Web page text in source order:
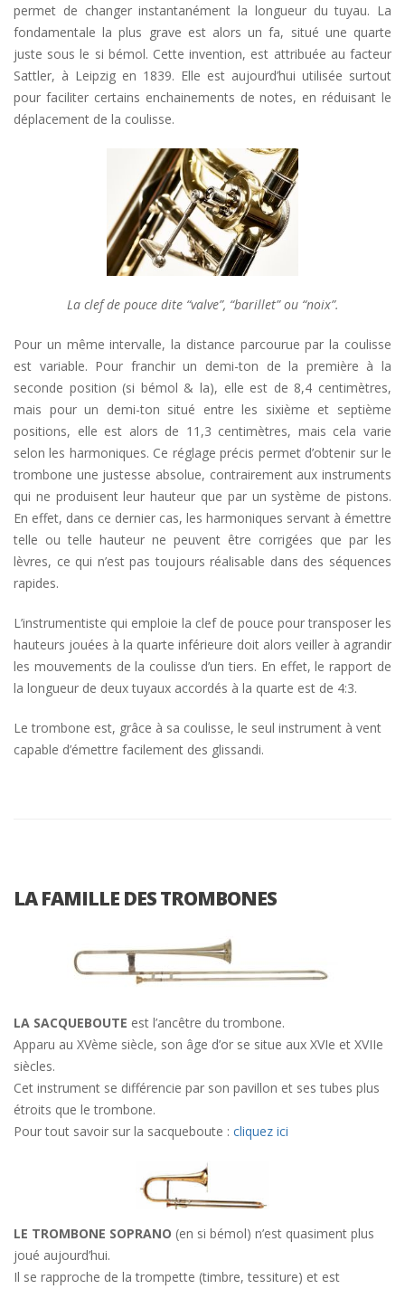
permet de changer instantanément la longueur du tuyau. La
fondamentale la plus grave est alors un fa, situé une quarte
juste sous le si bémol. Cette invention, est attribuée au facteur
Sattler, à Leipzig en 1839. Elle est aujourd’hui utilisée surtout
pour faciliter certains enchainements de notes, en réduisant le
déplacement de la coulisse.
La clef de pouce dite “valve”, “barillet” ou “noix”.
Pour un même intervalle, la distance parcourue par la coulisse
est variable. Pour franchir un demi-ton de la première à la
seconde position (si bémol & la), elle est de 8,4 centimètres,
mais pour un demi-ton situé entre les sixième et septième
positions, elle est alors de 11,3 centimètres, mais cela varie
selon les harmoniques. Ce réglage précis permet d’obtenir sur le
trombone une justesse absolue, contrairement aux instruments
qui ne produisent leur hauteur que par un système de pistons.
En effet, dans ce dernier cas, les harmoniques servant à émettre
telle ou telle hauteur ne peuvent être corrigées que par les
lèvres, ce qui n’est pas toujours réalisable dans des séquences
rapides.
L’instrumentiste qui emploie la clef de pouce pour transposer les
hauteurs jouées à la quarte inférieure doit alors veiller à agrandir
les mouvements de la coulisse d’un tiers. En effet, le rapport de
la longueur de deux tuyaux accordés à la quarte est de 4:3.
Le trombone est, grâce à sa coulisse, le seul instrument à vent
capable d’émettre facilement des glissandi.
LA FAMILLE DES TROMBONES
LA SACQUEBOUTE est l’ancêtre du trombone.
Apparu au XVème siècle, son âge d’or se situe aux XVIe et XVIIe
siècles.
Cet instrument se différencie par son pavillon et ses tubes plus
étroits que le trombone.
Pour tout savoir sur la sacqueboute : cliquez ici
LE TROMBONE SOPRANO (en si bémol) n’est quasiment plus
joué aujourd’hui.
Il se rapproche de la trompette (timbre, tessiture) et est